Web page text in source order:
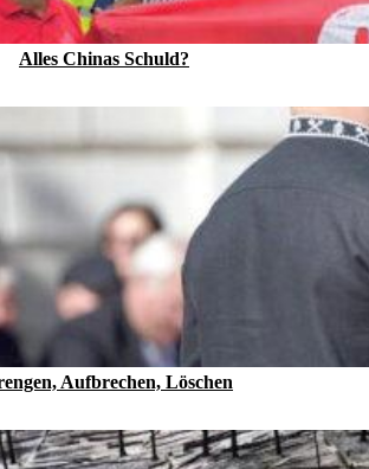
Alles Chinas Schuld?
Aufbrechen, Löschen